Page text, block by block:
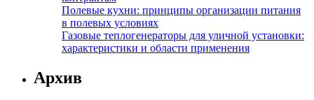
Полевые кухни: принципы организации питания
в полевых условиях
Газовые теплогенераторы для уличной установки:
характеристики и области применения
Архив